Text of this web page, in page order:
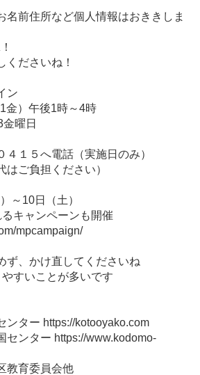
名前住所など個人情報はおききしま
くださいね！
ン
）午後1時～4時
曜日
１５へ電話（実施日のみ）
ご負担ください）
～10日（土）
キャンペーンも開催
mpcampaign/
、かけ直してくださいね
すいことが多いです
ンター https://kotooyako.com
センター https://www.kodomo-
教育委員会他